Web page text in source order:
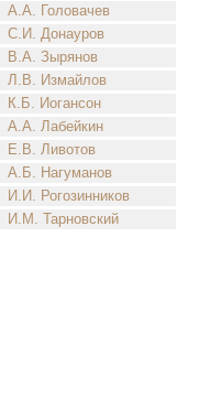
А.А. Головачев
С.И. Донауров
В.А. Зырянов
Л.В. Измайлов
К.Б. Иогансон
А.А. Лабейкин
Е.В. Ливотов
А.Б. Нагуманов
И.И. Рогозинников
И.М. Тарновский